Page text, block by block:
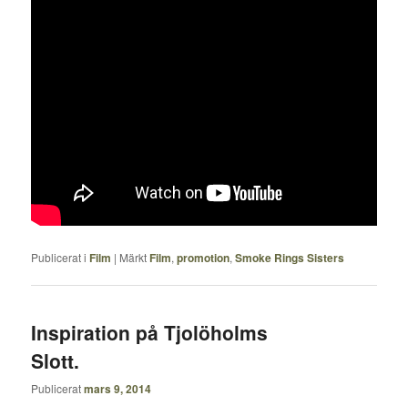
Publicerat i Film | MärktFilm,promotion,Smoke Rings Sisters
Inspiration på Tjolöholms
Slott.
Publiceratmars 9, 2014